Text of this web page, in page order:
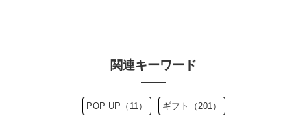
関連キーワード
POP UP（11） ギフト（201）